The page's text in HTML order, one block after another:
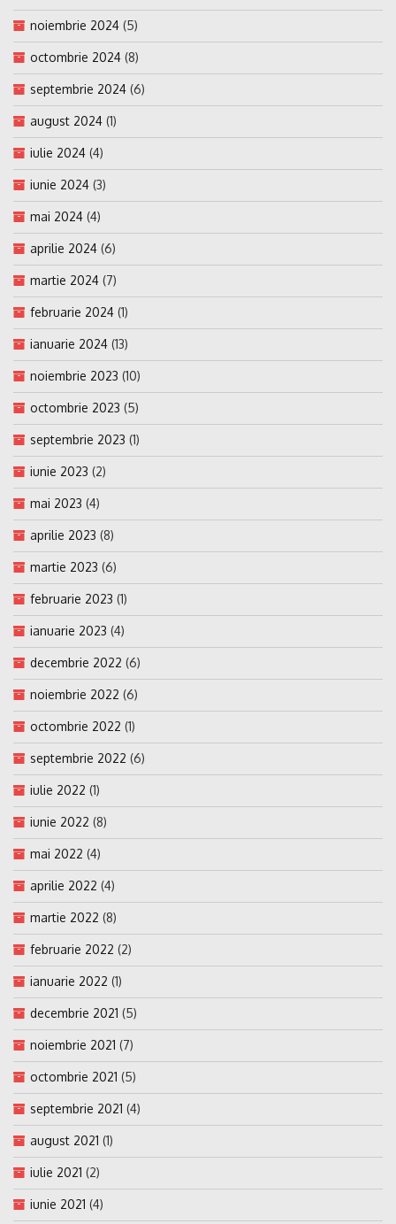
noiembrie 2024 (5)
octombrie 2024 (8)
septembrie 2024 (6)
august 2024 (1)
iulie 2024 (4)
iunie 2024 (3)
mai 2024 (4)
aprilie 2024 (6)
martie 2024 (7)
februarie 2024 (1)
ianuarie 2024 (13)
noiembrie 2023 (10)
octombrie 2023 (5)
septembrie 2023 (1)
iunie 2023 (2)
mai 2023 (4)
aprilie 2023 (8)
martie 2023 (6)
februarie 2023 (1)
ianuarie 2023 (4)
decembrie 2022 (6)
noiembrie 2022 (6)
octombrie 2022 (1)
septembrie 2022 (6)
iulie 2022 (1)
iunie 2022 (8)
mai 2022 (4)
aprilie 2022 (4)
martie 2022 (8)
februarie 2022 (2)
ianuarie 2022 (1)
decembrie 2021 (5)
noiembrie 2021 (7)
octombrie 2021 (5)
septembrie 2021 (4)
august 2021 (1)
iulie 2021 (2)
iunie 2021 (4)